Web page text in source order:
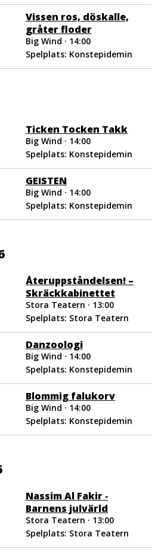
Vissen ros, döskalle,
gråter floder
Big Wind · 14:00
Spelplats: Konstepidemin
Ticken Tocken Takk
Big Wind · 14:00
Spelplats: Konstepidemin
GEISTEN
Big Wind · 14:00
Spelplats: Konstepidemin
Återuppståndelsen! –
Skräckkabinettet
Stora Teatern · 13:00
Spelplats: Stora Teatern
Danzoologi
Big Wind · 14:00
Spelplats: Konstepidemin
Blommig falukorv
Big Wind · 14:00
Spelplats: Konstepidemin
Nassim Al Fakir ‐
Barnens julvärld
Stora Teatern · 13:00
Spelplats: Stora Teatern